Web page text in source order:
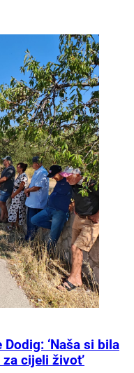
‘Naša si bila
cijeli život’